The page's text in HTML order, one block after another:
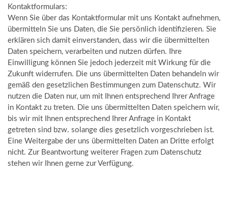
Kontaktformulars:
Wenn Sie über das Kontaktformular mit uns Kontakt aufnehmen,
übermitteln Sie uns Daten, die Sie persönlich identifizieren. Sie
erklären sich damit einverstanden, dass wir die übermittelten
Daten speichern, verarbeiten und nutzen dürfen. Ihre
Einwilligung können Sie jedoch jederzeit mit Wirkung für die
Zukunft widerrufen. Die uns übermittelten Daten behandeln wir
gemäß den gesetzlichen Bestimmungen zum Datenschutz. Wir
nutzen die Daten nur, um mit Ihnen entsprechend Ihrer Anfrage
in Kontakt zu treten. Die uns übermittelten Daten speichern wir,
bis wir mit Ihnen entsprechend Ihrer Anfrage in Kontakt
getreten sind bzw. solange dies gesetzlich vorgeschrieben ist.
Eine Weitergabe der uns übermittelten Daten an Dritte erfolgt
nicht. Zur Beantwortung weiterer Fragen zum Datenschutz
stehen wir Ihnen gerne zur Verfügung.